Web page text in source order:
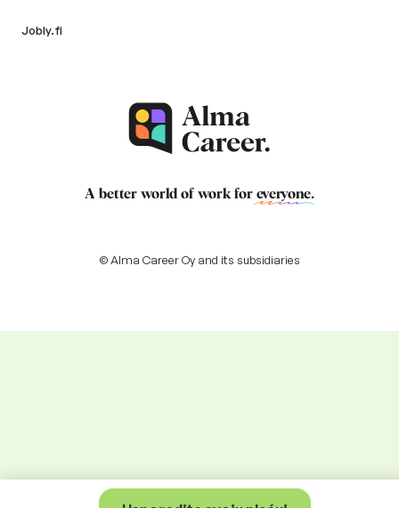
Jobly.fi
A better world of work for everyone.
© Alma Career Oy and its subsidiaries